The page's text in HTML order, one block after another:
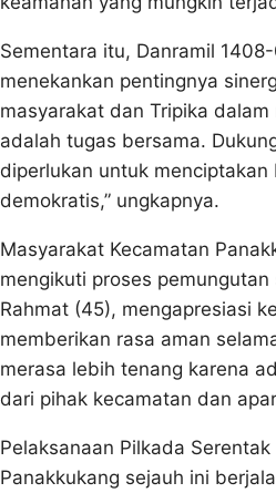
Sementara itu, Danramil
menekankan pentingnya
masyarakat dan Tripika dalam
adalah tugas bersama.
diperlukan untuk
demokratis,” ungkapnya.
Masyarakat Kecamatan
mengikuti proses
Rahmat (45), mengapresiasi
memberikan rasa aman
merasa lebih tenang karena
dari pihak kecamatan dan
Pelaksanaan Pilkada
Panakkukang sejauh ini